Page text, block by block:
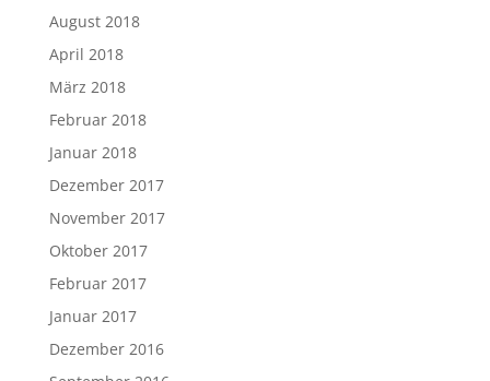
August 2018
April 2018
März 2018
Februar 2018
Januar 2018
Dezember 2017
November 2017
Oktober 2017
Februar 2017
Januar 2017
Dezember 2016